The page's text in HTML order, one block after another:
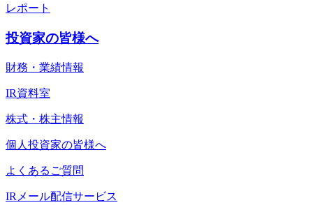
レポート
投資家の皆様へ
財務・業績情報
IR資料室
株式・株主情報
個人投資家の皆様へ
よくあるご質問
IRメール配信サービス